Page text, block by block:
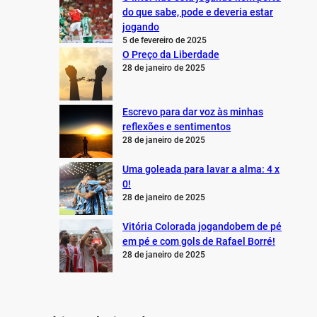
do que sabe, pode e deveria estar
jogando
5 de fevereiro de 2025
O Preço da Liberdade
28 de janeiro de 2025
Escrevo para dar voz às minhas
reflexões e sentimentos
28 de janeiro de 2025
Uma goleada para lavar a alma: 4 x
0!
28 de janeiro de 2025
Vitória Colorada jogandobem de pé
em pé e com gols de Rafael Borré!
28 de janeiro de 2025